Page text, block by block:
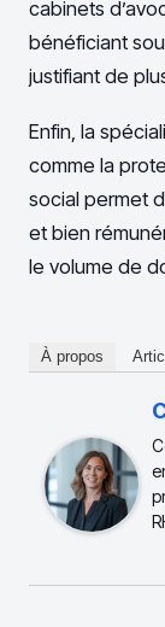
cabinets
bénéficiant
justifiant de
Enfin, la
comme la
social permet
et bien
le volume de
À propos